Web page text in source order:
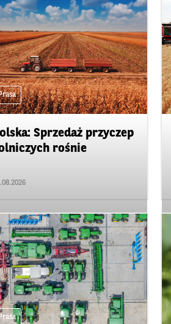
Sprzedaż przyczep
rośnie
Prasa